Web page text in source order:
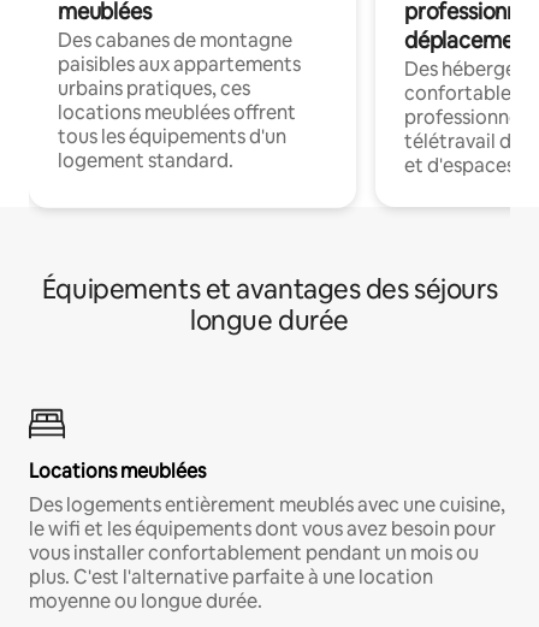
meublées
Des cabanes de montagne
paisibles aux appartements
urbains pratiques, ces
locations meublées offrent
tous les équipements d'un
logement standard.
déplacement
Des
confortables
professionnels
télétravail
et d'espaces
Équipements et avantages des séjours
longue durée
Locations meublées
Des logements entièrement meublés avec une cuisine,
le wifi et les équipements dont vous avez besoin pour
vous installer confortablement pendant un mois ou
plus. C'est l'alternative parfaite à une location
moyenne ou longue durée.